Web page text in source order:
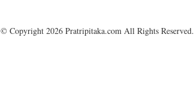
© Copyright 2026 Pratripitaka.com All Rights Reserved.